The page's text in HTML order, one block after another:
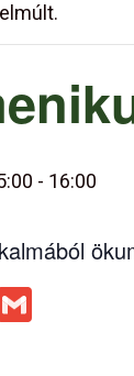
- 16:00